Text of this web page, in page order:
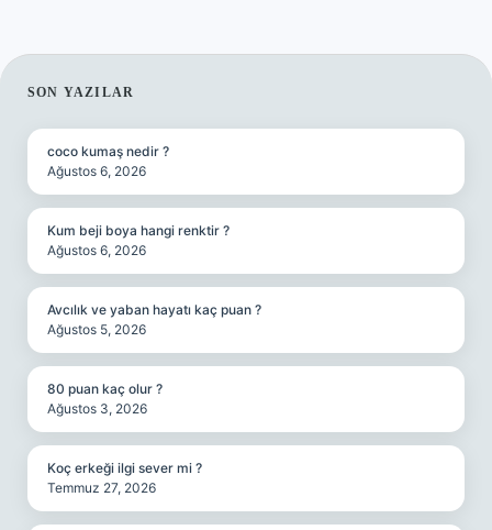
SIDEBAR
SON YAZILAR
coco kumaş nedir ?
Ağustos 6, 2026
Kum beji boya hangi renktir ?
Ağustos 6, 2026
Avcılık ve yaban hayatı kaç puan ?
Ağustos 5, 2026
80 puan kaç olur ?
Ağustos 3, 2026
Koç erkeği ilgi sever mi ?
Temmuz 27, 2026